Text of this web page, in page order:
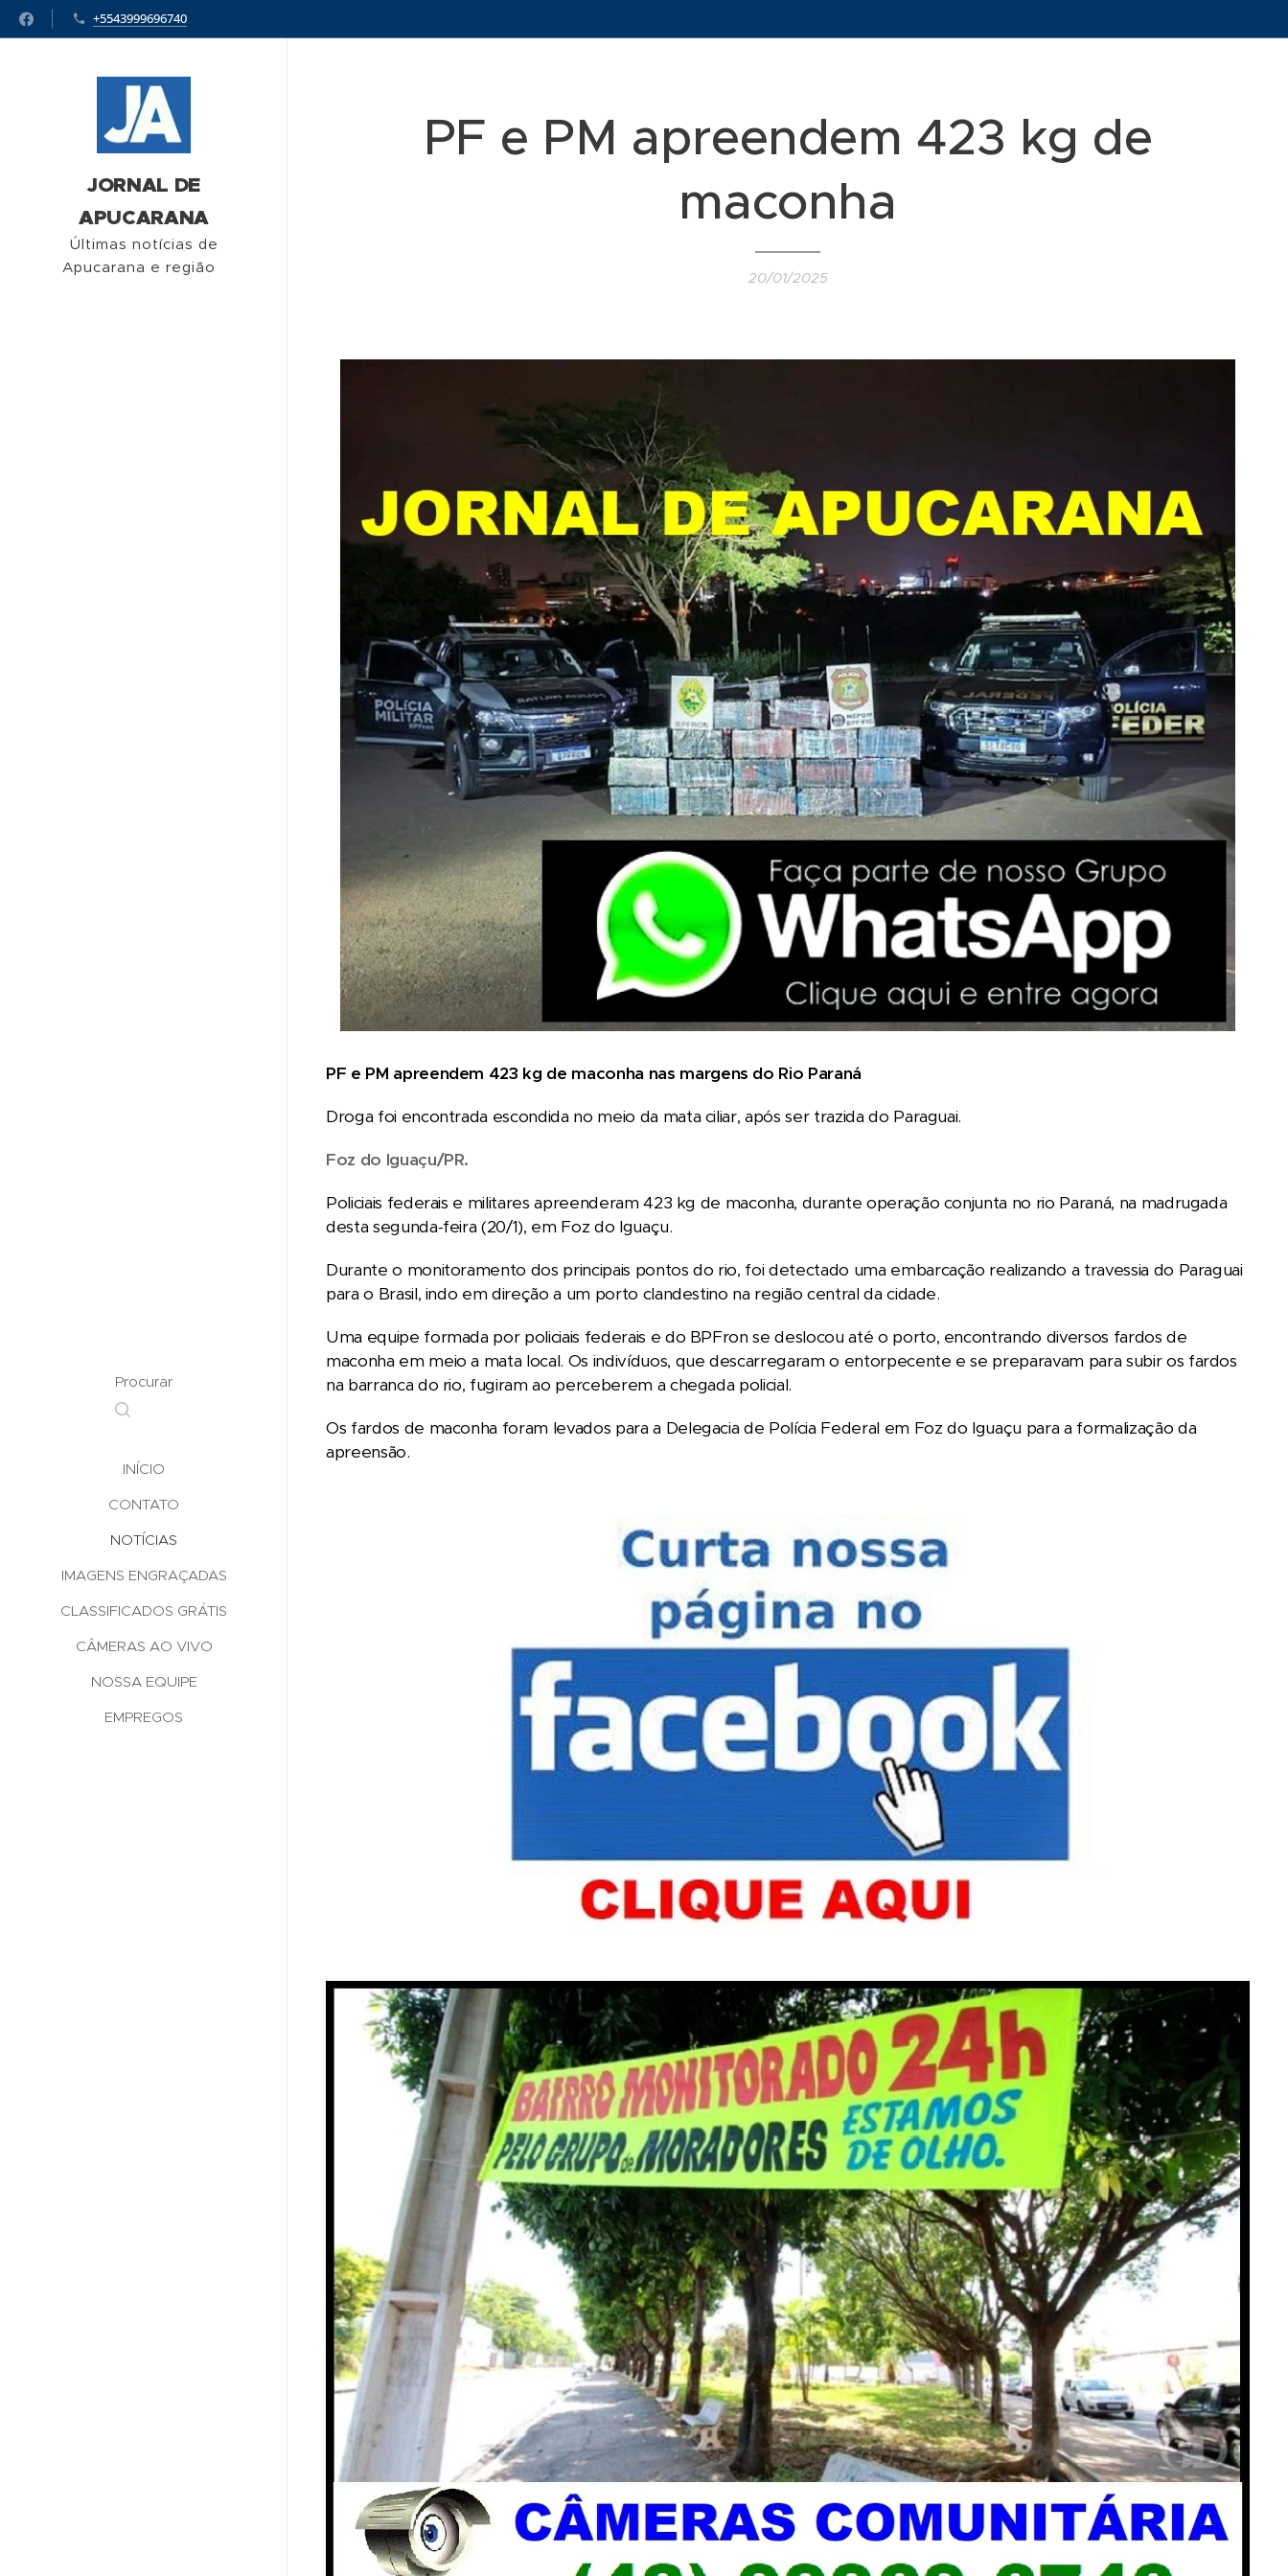
+5543999696740
JORNAL DE
APUCARANA
Últimas notícias de
Apucarana e região
Procurar
INÍCIO
CONTATO
NOTÍCIAS
IMAGENS ENGRAÇADAS
CLASSIFICADOS GRÁTIS
CÂMERAS AO VIVO
NOSSA EQUIPE
EMPREGOS
PF e PM apreendem 423 kg de
maconha
20/01/2025
PF e PM apreendem 423 kg de maconha nas margens do Rio Paraná
Droga foi encontrada escondida no meio da mata ciliar, após ser trazida do Paraguai.
Foz do Iguaçu/PR.
Policiais federais e militares apreenderam 423 kg de maconha, durante operação conjunta no rio Paraná, na madrugada
desta segunda-feira (20/1), em Foz do Iguaçu.
Durante o monitoramento dos principais pontos do rio, foi detectado uma embarcação realizando a travessia do Paraguai
para o Brasil, indo em direção a um porto clandestino na região central da cidade.
Uma equipe formada por policiais federais e do BPFron se deslocou até o porto, encontrando diversos fardos de
maconha em meio a mata local. Os indivíduos, que descarregaram o entorpecente e se preparavam para subir os fardos
na barranca do rio, fugiram ao perceberem a chegada policial.
Os fardos de maconha foram levados para a Delegacia de Polícia Federal em Foz do Iguaçu para a formalização da
apreensão.